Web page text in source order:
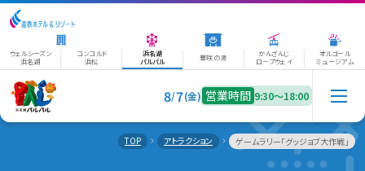
ウェルシーズン
浜名湖
コンコルド
浜松
浜名湖
パルパル
華咲の湯
かんざんじ
ロープウェイ
オルゴール
ミュージアム
8/7(金) 営業時間 9:30〜18:00
TOP アトラクション ゲームラリー「グッジョブ大作戦」